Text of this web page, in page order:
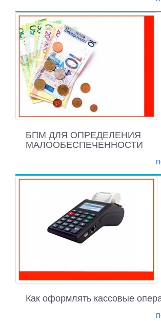
БПМ ДЛЯ ОПРЕДЕЛЕНИЯ
МАЛООБЕСПЕЧЕННОСТИ
Как оформлять кассовые